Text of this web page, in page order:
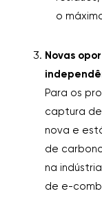
o
Novas
Para os
captura
nova e
de
na
de e-